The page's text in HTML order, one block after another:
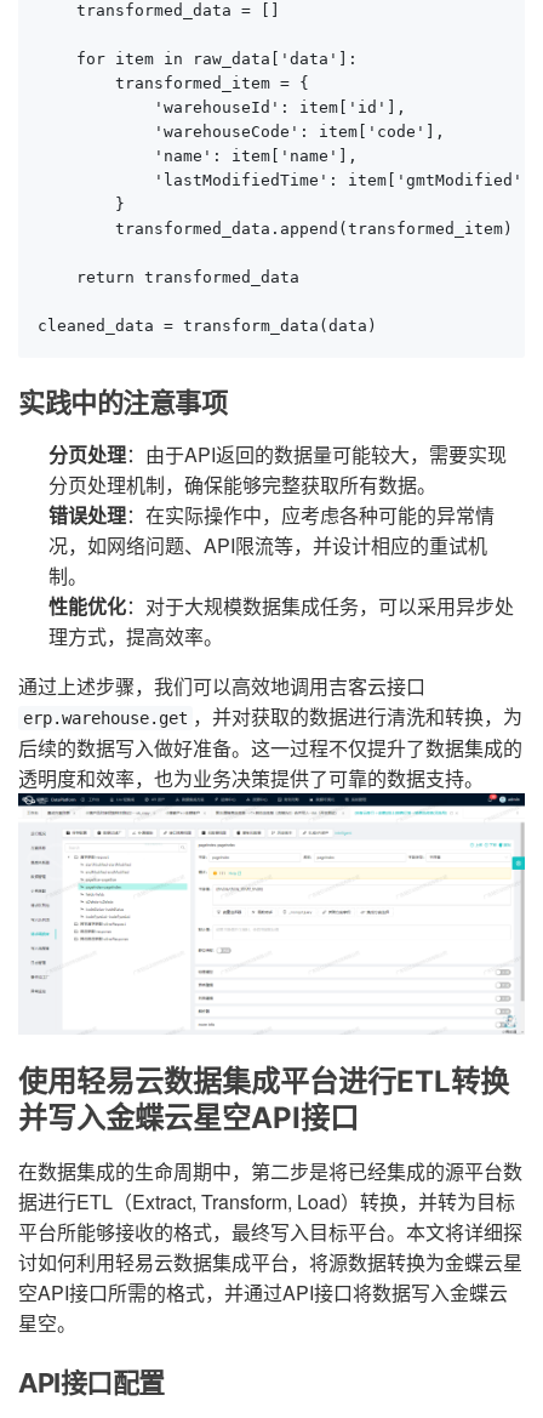
    transformed_data = []
    for item in raw_data['data']:
        transformed_item = {
            'warehouseId': item['id'],
            'warehouseCode': item['code'],
            'name': item['name'],
            'lastModifiedTime': item['gmtModified']
        }
        transformed_data.append(transformed_item)
    return transformed_data
cleaned_data = transform_data(data)
实践中的注意事项
分页处理：由于API返回的数据量可能较大，需要实现
分页处理机制，确保能够完整获取所有数据。
错误处理：在实际操作中，应考虑各种可能的异常情
况，如网络问题、API限流等，并设计相应的重试机
制。
性能优化：对于大规模数据集成任务，可以采用异步处
理方式，提高效率。
通过上述步骤，我们可以高效地调用吉客云接口
erp.warehouse.get ，并对获取的数据进行清洗和转换，为
后续的数据写入做好准备。这一过程不仅提升了数据集成的
透明度和效率，也为业务决策提供了可靠的数据支持。
使用轻易云数据集成平台进行ETL转换
并写入金蝶云星空API接口
在数据集成的生命周期中，第二步是将已经集成的源平台数
据进行ETL（Extract, Transform, Load）转换，并转为目标
平台所能够接收的格式，最终写入目标平台。本文将详细探
讨如何利用轻易云数据集成平台，将源数据转换为金蝶云星
空API接口所需的格式，并通过API接口将数据写入金蝶云
星空。
API接口配置